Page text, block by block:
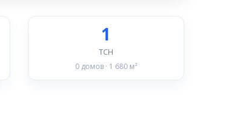
1
ТСН
0 домов · 1 680 м²